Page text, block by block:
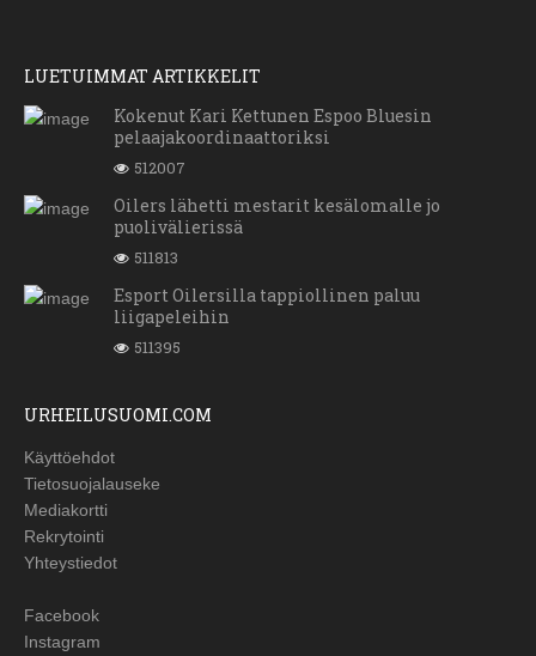
LUETUIMMAT ARTIKKELIT
Kokenut Kari Kettunen Espoo Bluesin
pelaajakoordinaattoriksi
512007
Oilers lähetti mestarit kesälomalle jo
puolivälierissä
511813
Esport Oilersilla tappiollinen paluu
liigapeleihin
511395
URHEILUSUOMI.COM
Käyttöehdot
Tietosuojalauseke
Mediakortti
Rekrytointi
Yhteystiedot
Facebook
Instagram